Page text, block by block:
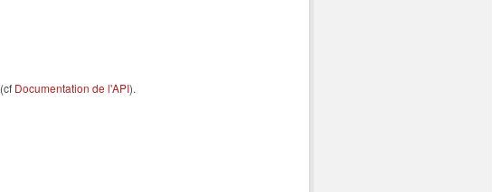
(cf Documentation de l'API).